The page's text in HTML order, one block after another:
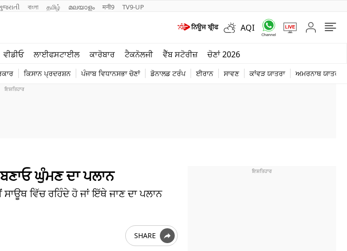
বাংলা தமிழ் മലയാളം मनी9 TV9-UP
AQI
ਵੀਡੀਓ ਲਾਈਫਸਟਾਈਲ ਕਾਰੋਬਾਰ ਟੈਕਨੋਲਜੀ ਵੈੱਬ ਸਟੋਰੀਜ਼ ਚੋਣਾਂ 2026
ਕਿਸਾਨ ਪ੍ਰਦਰਸ਼ਨ ਪੰਜਾਬ ਵਿਧਾਨਸਭਾ ਚੋਣਾਂ ਡੋਨਾਲਡ ਟਰੰਪ ਈਰਾਨ ਸਾਵਣ ਕਾਂਵੜ ਯਾਤਰਾ ਅਮਰਨਾਥ ਯਾਤਰਾ
ਟੈਕਨੋਲਜੀ
ਦੁਨੀਆ
ਘੁੰਮਣ ਦਾ ਪਲਾਨ
ਵਿੱਚ ਰਹਿੰਦੇ ਹੋ ਜਾਂ ਇੱਥੇ ਜਾਣ ਦਾ ਪਲਾਨ
SHARE